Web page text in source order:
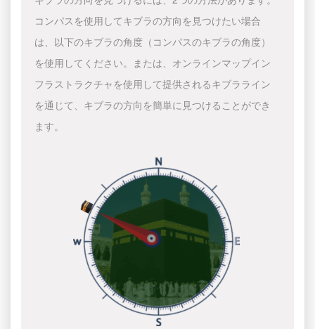
コンパスを使用してキブラの方向を見つけたい場合
は、以下のキブラの角度（コンパスのキブラの角度）
を使用してください。または、オンラインマップイン
フラストラクチャを使用して提供されるキブラライン
を通じて、キブラの方向を簡単に見つけることができ
ます。